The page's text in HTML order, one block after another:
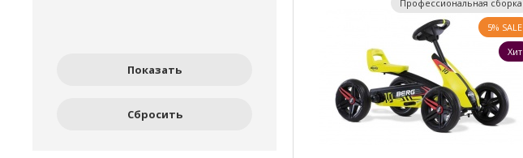
Профессиональная сборка
5% SALE
Хит